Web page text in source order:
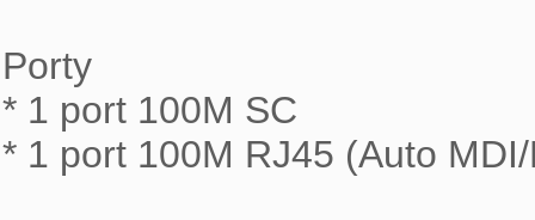
Porty
* 1 port 100M SC
* 1 port 100M RJ45 (Auto